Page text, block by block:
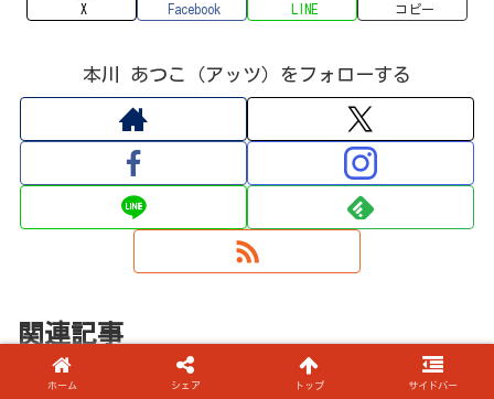
X Facebook LINE コピー
本川 あつこ（アッツ）をフォローする
関連記事
ホーム シェア トップ サイドバー